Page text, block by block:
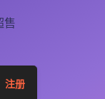
售
注册